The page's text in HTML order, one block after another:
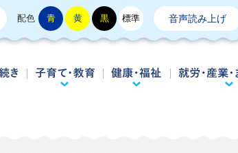
配色 青 黄 黒 標準 音声読み上げ
災害情報
くらし・手続き子育て・教育 健康・福祉